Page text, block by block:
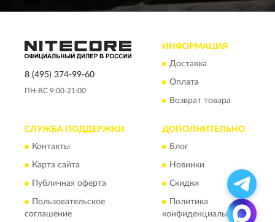
8 (495) 374-99-60
ПН-ВС 9:00-21:00
ИНФОРМАЦИЯ
Доставка
Оплата
Возврат товара
СЛУЖБА ПОДДЕРЖКИ
Контакты
Карта сайта
Публичная оферта
Пользовательское
соглашение
ДОПОЛНИТЕЛЬНО
Блог
Новинки
Скидки
Политика
конфиденциальности